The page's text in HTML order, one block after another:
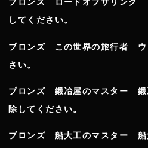
ブロンズ ロードオブザリング
してください。
ブロンズ この世界の旅行者 ウ
さい。
ブロンズ 鍛冶屋のマスター 鍛
除してください。
ブロンズ 船大工のマスター 船